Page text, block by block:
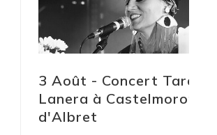
3 Août - Concert Taranta
Lanera à Castelmoron-
d'Albret